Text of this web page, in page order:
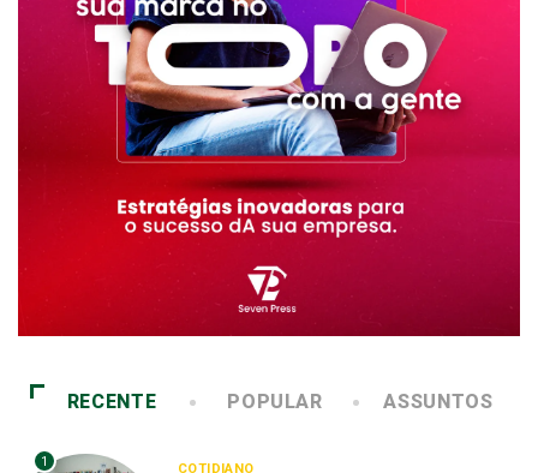
RECENTE POPULAR ASSUNTOS
1 COTIDIANO